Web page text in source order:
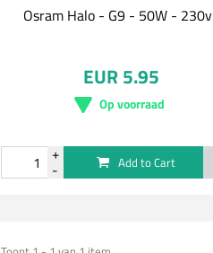
Osram Halo - G9 - 50W - 230v
EUR 5.95
Op voorraad
Add to Cart